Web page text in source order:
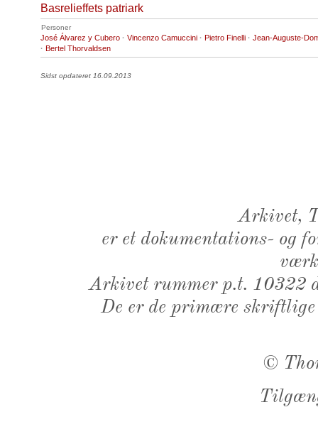
Basrelieffets patriark
Personer
José Álvarez y Cubero · Vincenzo Camuccini · Pietro Finelli · Jean-Auguste-
· Bertel Thorvaldsen
Sidst opdateret 16.09.2013
Arkivet,
er et dokumentations- og
Arkivet rummer p.t. 10322
De er de primære
©